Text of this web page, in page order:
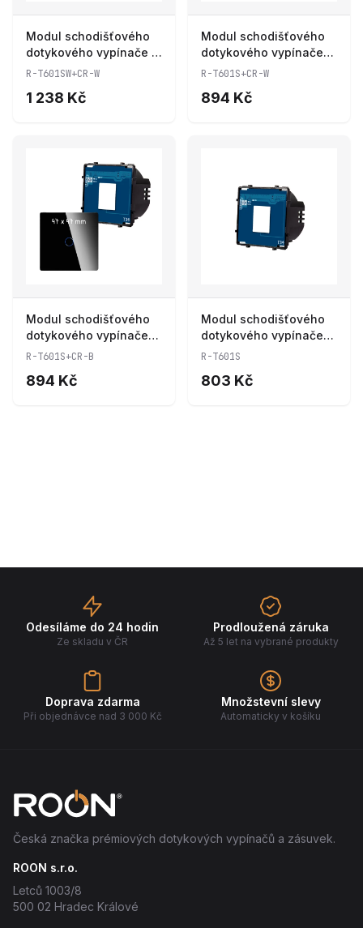
Modul schodišťového
dotykového vypínače s
wifi R-T601SW+CR-W
R-T601SW+CR-W
1 238 Kč
Modul schodišťového
dotykového vypínače
R-T601S+CR-W
R-T601S+CR-W
894 Kč
Modul schodišťového
dotykového vypínače
R-T601S+CR-B
R-T601S+CR-B
894 Kč
Modul schodišťového
dotykového vypínače
R-T601S
R-T601S
803 Kč
Odesíláme do 24 hodin
Ze skladu v ČR
Prodloužená záruka
Až 5 let na vybrané produkty
Doprava zdarma
Při objednávce nad 3 000 Kč
Množstevní slevy
Automaticky v košíku
Česká značka prémiových dotykových vypínačů a zásuvek.
ROON s.r.o.
Letců 1003/8
500 02 Hradec Králové